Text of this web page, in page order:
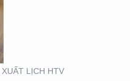
LỊCH HTV